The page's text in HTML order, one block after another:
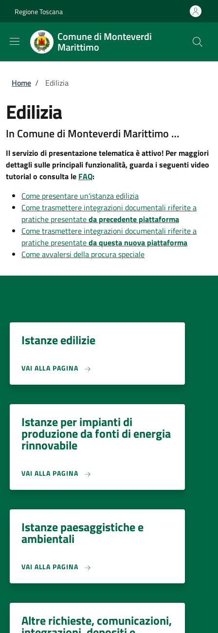
Regione Toscana
Comune di Monteverdi
Marittimo
Briciole di pane
Home / Edilizia
Edilizia
In Comune di Monteverdi Marittimo …
Il servizio di presentazione telematica è attivo! Per maggiori
dettagli sulle principali funzionalità, guarda i seguenti video
tutorial o consulta le FAQ:
Come presentare un'istanza edilizia
Come trasmettere integrazioni documentali riferite a
pratiche presentateda precedente piattaforma
Come trasmettere integrazioni documentali riferite a
pratiche presentateda questa nuova piattaforma
Come avvalersi della procura speciale
Istanze edilizie
VAI ALLA PAGINA
Istanze per impianti di
produzione da fonti di energia
rinnovabile
VAI ALLA PAGINA
Istanze paesaggistiche e
ambientali
VAI ALLA PAGINA
Altre richieste, comunicazioni,